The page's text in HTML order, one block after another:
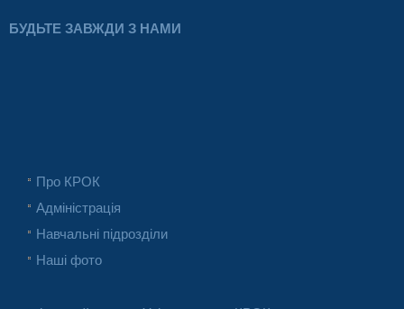
БУДЬТЕ ЗАВЖДИ З НАМИ
Про КРОК
Адміністрація
Навчальні підрозділи
Наші фото